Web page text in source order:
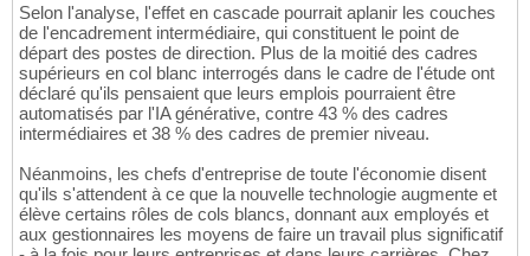
Selon l'analyse, l'effet en cascade pourrait aplanir les couches
de l'encadrement intermédiaire, qui constituent le point de
départ des postes de direction. Plus de la moitié des cadres
supérieurs en col blanc interrogés dans le cadre de l'étude ont
déclaré qu'ils pensaient que leurs emplois pourraient être
automatisés par l'IA générative, contre 43 % des cadres
intermédiaires et 38 % des cadres de premier niveau.
Néanmoins, les chefs d'entreprise de toute l'économie disent
qu'ils s'attendent à ce que la nouvelle technologie augmente et
élève certains rôles de cols blancs, donnant aux employés et
aux gestionnaires les moyens de faire un travail plus significatif